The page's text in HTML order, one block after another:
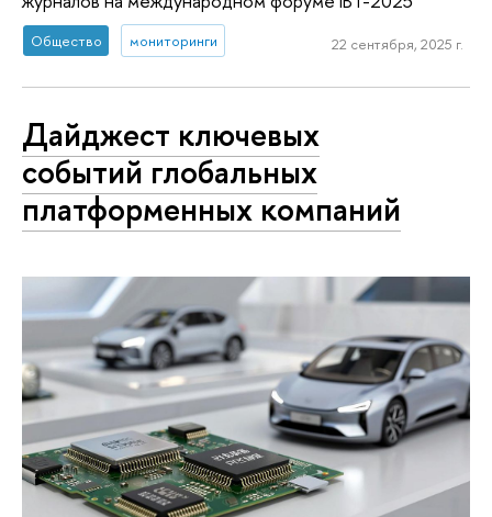
Общество мониторинги 22 сентября, 2025 г.
Дайджест ключевых
событий глобальных
платформенных компаний